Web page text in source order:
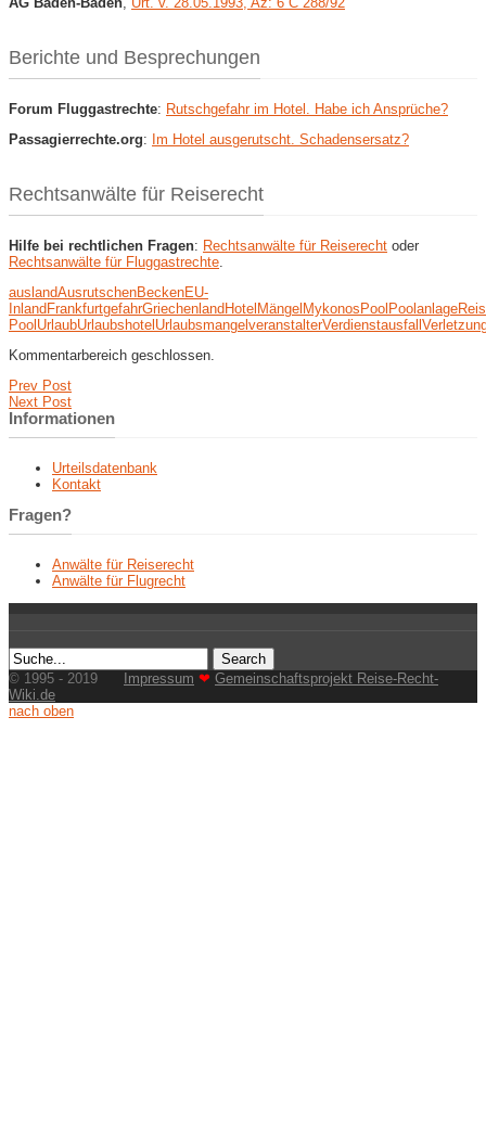
Berichte und Besprechungen
Forum Fluggastrechte: Rutschgefahr im Hotel. Habe ich Ansprüche?
Passagierrechte.org: Im Hotel ausgerutscht. Schadensersatz?
Rechtsanwälte für Reiserecht
Hilfe bei rechtlichen Fragen: Rechtsanwälte für Reiserecht oder
Rechtsanwälte für Fluggastrechte
auslandAusrutschenBeckenEU-
InlandFrankfurtgefahrGriechenlandHotelMängelMykonosPoolPoolanlage
PoolUrlaubUrlaubshotelUrlaubsmangelveranstalterVerdienstausfall
Kommentarbereich geschlossen.
Prev Post
Next Post
Informationen
Urteilsdatenbank
Kontakt
Fragen?
Anwälte für Reiserecht
Anwälte für Flugrecht
© 1995 - 2019 Impressum ❤ Gemeinschaftsprojekt Reise-Recht-
Wiki.de
nach oben